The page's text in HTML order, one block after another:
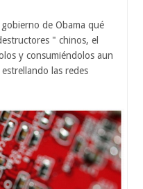
de Obama qué
" chinos, el
y consumiéndolos aun
las redes